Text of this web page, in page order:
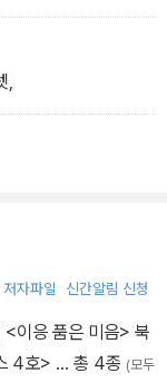
,
저자파일 신간알림 신청
이응 품은 미음> 북
4호> … 총 4종 (모두